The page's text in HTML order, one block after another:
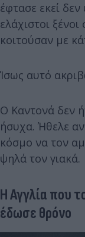
έφτασε εκεί
ελάχιστοι
κοιτούσαν με
Ίσως αυτό
Ο Καντονά δεν
ήσυχα. Ήθελε
κόσμο να τον
ψηλά τον γιακά.
Η Αγγλία που
έδωσε θρόνο